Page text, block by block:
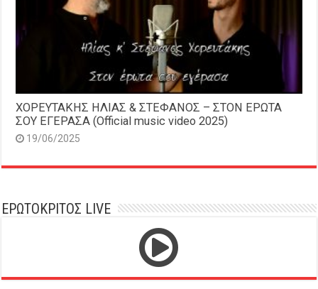
ΧΟΡΕΥΤΑΚΗΣ ΗΛΙΑΣ & ΣΤΕΦΑΝΟΣ – ΣΤΟΝ ΕΡΩΤΑ
ΣΟΥ ΕΓΕΡΑΣΑ (Official music video 2025)
19/06/2025
ΕΡΩΤΟΚΡΙΤΟΣ LIVE